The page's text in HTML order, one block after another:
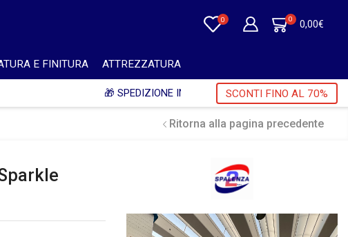
0 0 0,00€
E FINITURA ATTREZZATURA
750€ + IVA 🎁 SCONTI FINO AL 70%
Ritorna alla pagina precedente